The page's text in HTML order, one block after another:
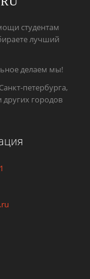
студентам
лучший
делаем мы!
петербурга,
городов